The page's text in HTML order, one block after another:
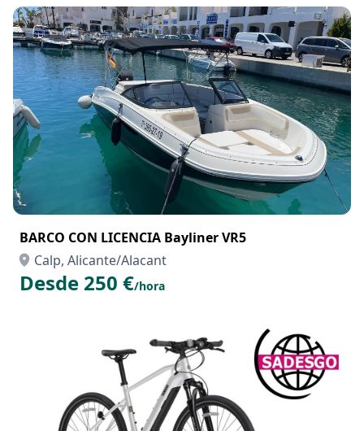
BARCO CON LICENCIA Bayliner VR5
Calp, Alicante/Alacant
Desde 250 €/hora